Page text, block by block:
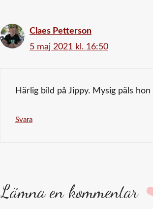
Claes Petterson
5 maj 2021 kl. 16:50
Härlig bild på Jippy. Mysig päls hon
Svara
Lämna en kommentar